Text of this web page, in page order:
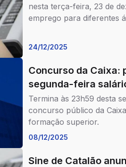
nesta terça-feira, 23 de
emprego para diferentes
24/12/2025
Concurso da Caixa:
segunda-feira
Termina às 23h59 desta
concurso público da
formação superior.
08/12/2025
Sine de Catalão